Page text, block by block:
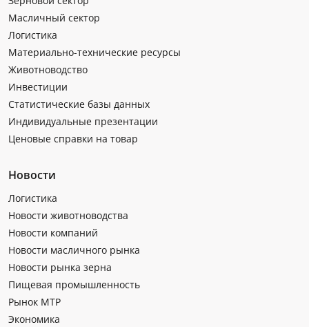
Масличный сектор
Логистика
Материально-технические ресурсы
Животноводство
Инвестиции
Статистические базы данных
Индивидуальные презентации
Ценовые справки на товар
Новости
Логистика
Новости животноводства
Новости компаний
Новости масличного рынка
Новости рынка зерна
Пищевая промышленность
Рынок МТР
Экономика